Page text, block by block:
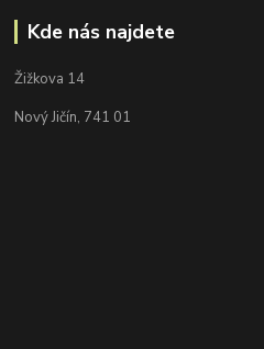
Kde nás najdete
Žižkova 14
Nový Jičín, 741 01